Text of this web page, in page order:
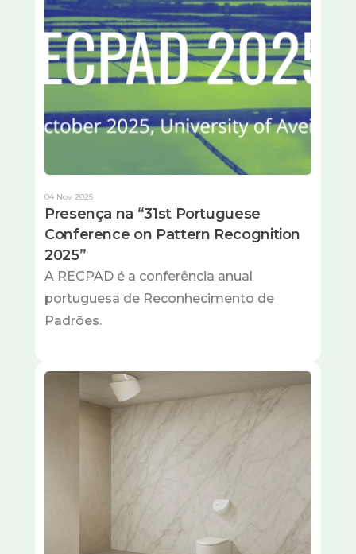
04 Nov 2025
Presença na “31st Portuguese
Conference on Pattern Recognition
2025”
A RECPAD é a conferência anual
portuguesa de Reconhecimento de
Padrões.
Imagem